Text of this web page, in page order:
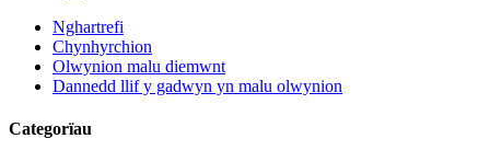
Nghartrefi
Chynhyrchion
Olwynion malu diemwnt
Dannedd llif y gadwyn yn malu olwynion
Categorïau